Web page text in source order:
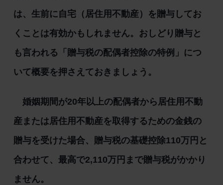
は、生前に自宅（居住用不動産）を贈与してお
くことは有効かもしれません。おしどり贈与と
も言われる「贈与税の配偶者控除の特例」につ
いて概要を押さえておきましょう。
婚姻期間が20年以上の配偶者から居住用不動
産または居住用不動産を取得するための金銭の
贈与を受けた場合、贈与税の基礎控除110万円と
合わせて、最高で2,110万円まで贈与税がかかり
ません。